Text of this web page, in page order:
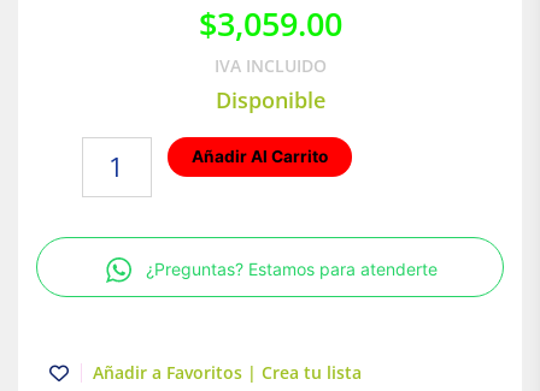
$3,059.00
IVA INCLUIDO
Disponible
Impermeabilizante
Acriterm
Años
Blanco
Acuario
Añadir Al Carrito
¿Preguntas? Estamos para atenderte
Añadir a Favoritos | Crea tu lista